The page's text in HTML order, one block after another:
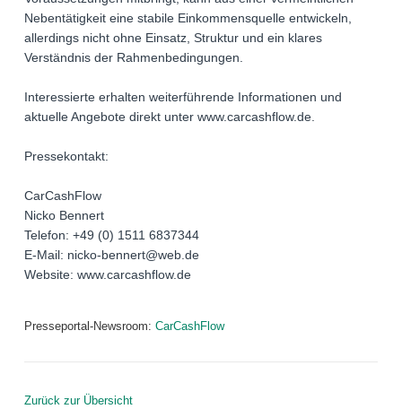
Nebentätigkeit eine stabile Einkommensquelle entwickeln,
allerdings nicht ohne Einsatz, Struktur und ein klares
Verständnis der Rahmenbedingungen.
Interessierte erhalten weiterführende Informationen und
aktuelle Angebote direkt unter www.carcashflow.de.
Pressekontakt:
CarCashFlow
Nicko Bennert
Telefon: +49 (0) 1511 6837344
E-Mail: nicko-bennert@web.de
Website: www.carcashflow.de
Presseportal-Newsroom: CarCashFlow
Zurück zur Übersicht